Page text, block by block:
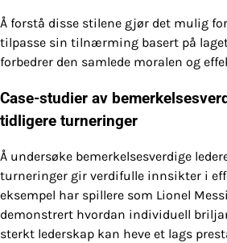
Å forstå disse stilene gjør det mulig
tilpasse sin tilnærming basert på
forbedrer den samlede moralen og
Case-studier av
tidligere turneringer
Å undersøke bemerkelsesverdige
turneringer gir verdifulle innsikter i
eksempel har spillere som Lionel
demonstrert hvordan individuell
sterkt lederskap kan heve et lags